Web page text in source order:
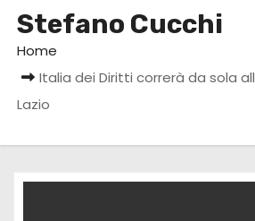
Stefano Cucchi
Home
Italia dei Diritti correrà da sola
Lazio